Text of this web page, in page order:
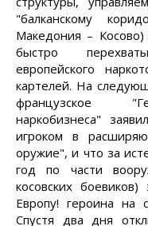
"балканскому
Македония –
быстро
европейского
картелей. На
французское
наркобизнеса"
игроком в
оружие", и что за
год по части
косовских
Европу! героина на
Спустя два дня